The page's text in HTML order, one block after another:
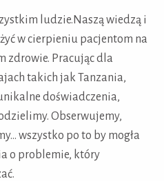
ludzie. Naszą wiedzą i
w cierpieniu pacjentom na
zdrowie. Pracując dla
takich jak Tanzania,
doświadczenia,
Obserwujemy,
wszystko po to by mogła
o problemie, który